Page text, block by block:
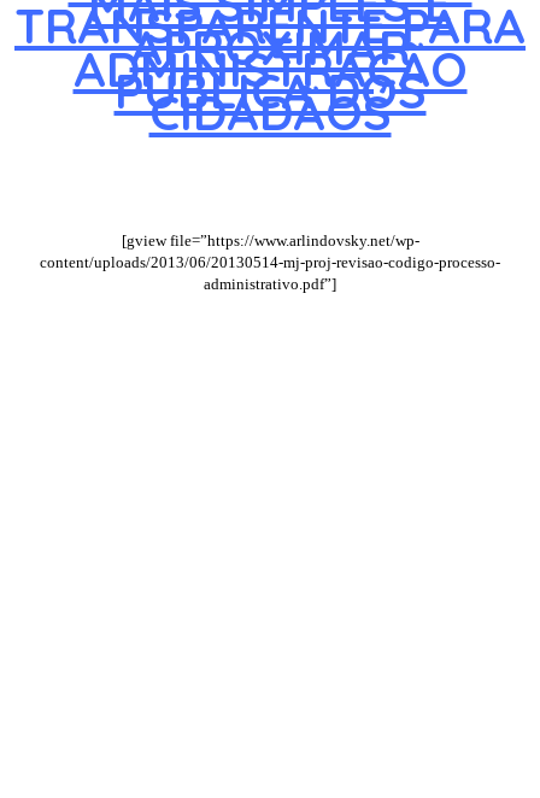
TRANSPARENTE PARA
APROXIMAR
ADMINISTRAÇÃO
PÚBLICA DOS
CIDADÃOS
[gview file=”https://www.arlindovsky.net/wp-
content/uploads/2013/06/20130514-mj-proj-revisao-codigo-processo-
administrativo.pdf”]